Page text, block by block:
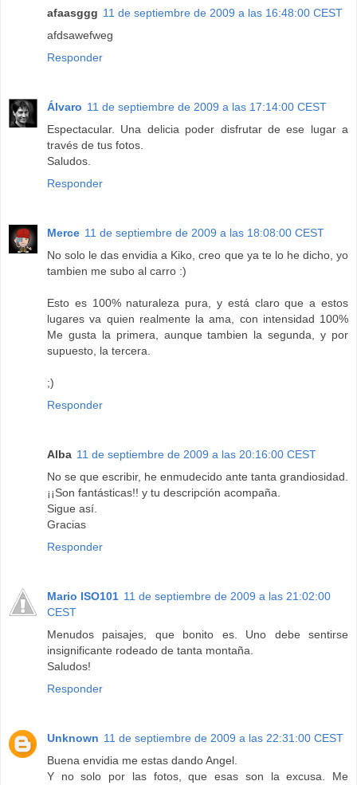
afaasggg 11 de septiembre de 2009 a las 16:48:00 CEST
afdsawefweg
Responder
Álvaro 11 de septiembre de 2009 a las 17:14:00 CEST
Espectacular. Una delicia poder disfrutar de ese lugar a
través de tus fotos.
Saludos.
Responder
Merce 11 de septiembre de 2009 a las 18:08:00 CEST
No solo le das envidia a Kiko, creo que ya te lo he dicho, yo
tambien me subo al carro :)
Esto es 100% naturaleza pura, y está claro que a estos
lugares va quien realmente la ama, con intensidad 100%
Me gusta la primera, aunque tambien la segunda, y por
supuesto, la tercera.
;)
Responder
Alba 11 de septiembre de 2009 a las 20:16:00 CEST
No se que escribir, he enmudecido ante tanta grandiosidad.
¡¡Son fantásticas!! y tu descripción acompaña.
Sigue así.
Gracias
Responder
Mario ISO101 11 de septiembre de 2009 a las 21:02:00
CEST
Menudos paisajes, que bonito es. Uno debe sentirse
insignificante rodeado de tanta montaña.
Saludos!
Responder
Unknown 11 de septiembre de 2009 a las 22:31:00 CEST
Buena envidia me estas dando Angel.
Y no solo por las fotos, que esas son la excusa. Me